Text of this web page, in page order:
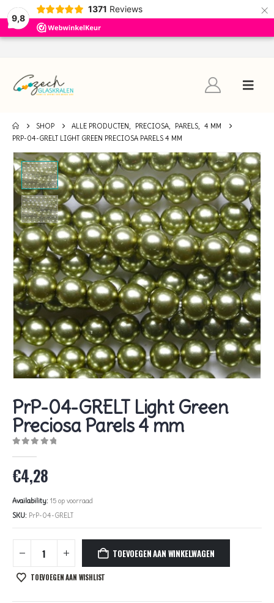
9,8
1371 Reviews ×
SHOP ALLE PRODUCTEN, PRECIOSA, PARELS, 4 MM
PRP-04-GRELT LIGHT GREEN PRECIOSA PARELS 4 MM
PrP-04-GRELT Light Green
Preciosa Parels 4 mm
€4,28
Availability: 15 op voorraad
SKU: PrP-04-GRELT
TOEVOEGEN AAN WINKELWAGEN
TOEVOEGEN AAN WISHLIST